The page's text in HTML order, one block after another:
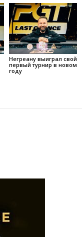
Негреану выиграл свой
первый турнир в новом
году